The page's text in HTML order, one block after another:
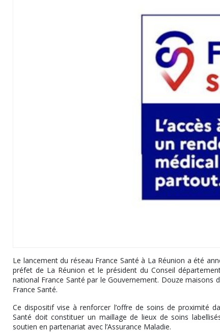
Le lancement du réseau France Santé à La Réunion a été
préfet de La Réunion et le président du Conseil
national France Santé par le Gouvernement. Douze
France Santé.
Ce dispositif vise à renforcer l’offre de soins de proximité
Santé doit constituer un maillage de lieux de soins
soutien en partenariat avec l’Assurance Maladie.